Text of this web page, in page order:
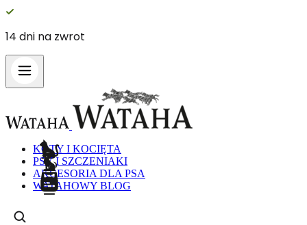
14 dni na zwrot
KOTY I KOCIĘTA
PSY I SZCZENIAKI
AKCESORIA DLA PSA
WATAHOWY BLOG